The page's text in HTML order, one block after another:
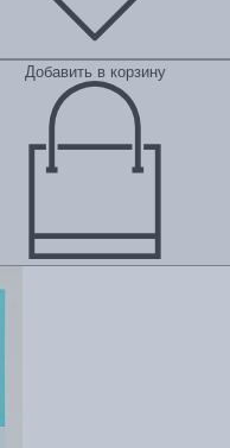
Добавить в корзину